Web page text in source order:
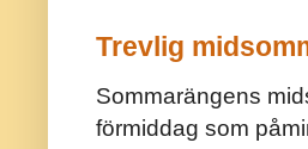
Trevlig
Sommarängens
förmiddag som